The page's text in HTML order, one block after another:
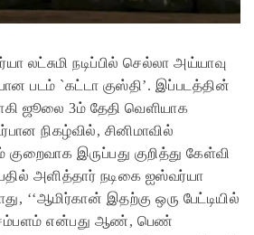
லட்சுமி நடிப்பில் செல்லா அய்யாவு
படம் `கட்டா குஸ்தி’. இப்படத்தின்
ஜூலை 3ம் தேதி வெளியாக
நிகழ்வில், சினிமாவில்
இருப்பது குறித்து கேள்வி
அளித்தார் நடிகை ஐஸ்வர்யா
‘‘ஆமிர்கான் இதற்கு ஒரு பேட்டியில்
சம்பளம் என்பது ஆண், பெண்